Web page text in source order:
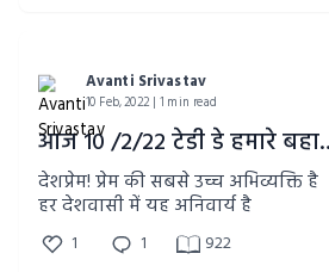
Avanti Srivastav
10 Feb, 2022 | 1 min read
आज १० /२/२२ टेडी
देशप्रेम! प्रेम की सबसे उच्च अभिव्यक्ति है
हर देशवासी में यह अनिवार्य है
1 1 922